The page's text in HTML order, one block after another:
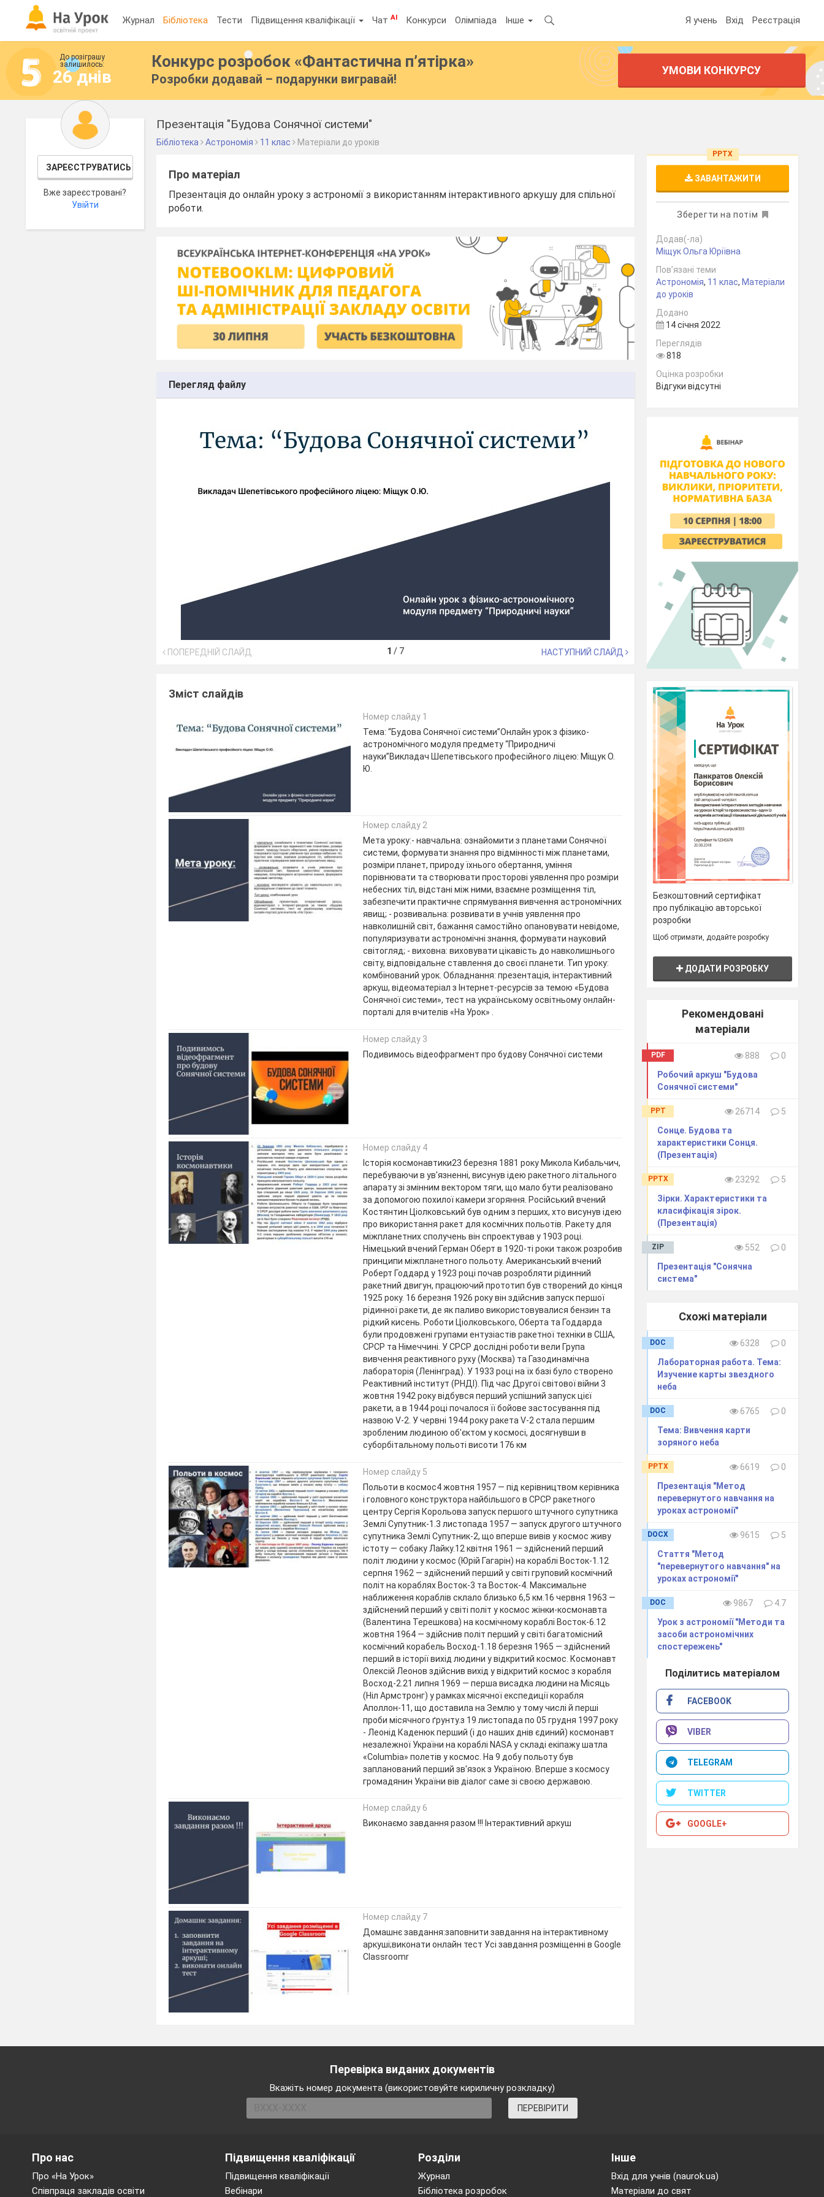
Журнал Бібліотека Тести Підвищення кваліфікації ЧатAI Конкурси Олімпіада Інше Я учень Вхід Реєстрація
До розіграшу
залишилось:
26 днів
Конкурс розробок «Фантастична п’ятірка»
Розробки додавай – подарунки вигравай!
УМОВИ КОНКУРСУ
ЗАРЕЄСТРУВАТИСЬ
Вже зареєстровані?
Увійти
Презентація "Будова Сонячної системи"
Бібліотека Астрономія 11 клас Матеріали до уроків
Про матеріал
Презентація до онлайн уроку з астрономії з використанням інтерактивного аркушу для спільної
роботи.
Перегляд файлу
ПОПЕРЕДНІЙ СЛАЙД 1 / 7 НАСТУПНИЙ СЛАЙД
Зміст слайдів
Номер слайду 1
Тема: “Будова Сонячної системи”Онлайн урок з фізико-
астрономічного модуля предмету “Природничі
науки”Викладач Шепетівського професійного ліцею: Міщук О.
Ю.
Номер слайду 2
Мета уроку:- навчальна: ознайомити з планетами Сонячної
системи, формувати знання про відмінності між планетами,
розміри планет, природу їхнього обертання, уміння
порівнювати та створювати просторові уявлення про розміри
небесних тіл, відстані між ними, взаємне розміщення тіл,
забезпечити практичне спрямування вивчення астрономічних
явищ; - розвивальна: розвивати в учнів уявлення про
навколишній світ, бажання самостійно опановувати невідоме,
популяризувати астрономічні знання, формувати науковий
світогляд; - виховна: виховувати цікавість до навколишнього
світу, відповідальне ставлення до своєї планети. Тип уроку:
комбінований урок. Обладнання: презентація, інтерактивний
аркуш, відеоматеріал з Інтернет-ресурсів за темою «Будова
Сонячної системи», тест на українському освітньому онлайн-
порталі для вчителів «На Урок» .
Номер слайду 3
Подивимось відеофрагмент про будову Сонячної системи
Номер слайду 4
Історія космонавтики23 березня 1881 року Микола Кибальчич,
перебуваючи в ув'язненні, висунув ідею ракетного літального
апарату зі змінним вектором тяги, що мало бути реалізовано
за допомогою похилої камери згоряння. Російський вчений
Костянтин Ціолковський був одним з перших, хто висунув ідею
про використання ракет для космічних польотів. Ракету для
міжпланетних сполучень він спроектував у 1903 році.
Німецький вчений Герман Оберт в 1920-ті роки також розробив
принципи міжпланетного польоту. Американський вчений
Роберт Годдард у 1923 році почав розробляти рідинний
ракетний двигун, працюючий прототип був створений до кінця
1925 року. 16 березня 1926 року він здійснив запуск першої
рідинної ракети, де як паливо використовувалися бензин та
рідкий кисень. Роботи Ціолковського, Оберта та Годдарда
були продовжені групами ентузіастів ракетної техніки в США,
СРСР та Німеччині. У СРСР дослідні роботи вели Група
вивчення реактивного руху (Москва) та Газодинамічна
лабораторія (Ленінград). У 1933 році на їх базі було створено
Реактивний інститут (РНДІ). Під час Другої світової війни 3
жовтня 1942 року відбувся перший успішний запуск цієї
ракети, а в 1944 році почалося її бойове застосування під
назвою V-2. У червні 1944 року ракета V-2 стала першим
зробленим людиною об'єктом у космосі, досягнувши в
суборбітальному польоті висоти 176 км
Номер слайду 5
Польоти в космос4 жовтня 1957 — під керівництвом керівника
і головного конструктора найбільшого в СРСР ракетного
центру Сергія Корольова запуск першого штучного супутника
Землі Супутник-1.3 листопада 1957 — запуск другого штучного
супутника Землі Супутник-2, що вперше вивів у космос живу
істоту — собаку Лайку.12 квітня 1961 — здійснений перший
політ людини у космос (Юрій Гагарін) на кораблі Восток-1.12
серпня 1962 — здійснений перший у світі груповий космічний
політ на кораблях Восток-3 та Восток-4. Максимальне
наближення кораблів склало близько 6,5 км.16 червня 1963 —
здійснений перший у світі політ у космос жінки-космонавта
(Валентина Терешкова) на космічному кораблі Восток-6.12
жовтня 1964 — здійснив політ перший у світі багатомісний
космічний корабель Восход-1.18 березня 1965 — здійснений
перший в історії вихід людини у відкритий космос. Космонавт
Олексій Леонов здійснив вихід у відкритий космос з корабля
Восход-2.21 липня 1969 — перша висадка людини на Місяць
(Ніл Армстронг) у рамках місячної експедиції корабля
Аполлон-11, що доставила на Землю у тому числі й перші
проби місячного ґрунту.з 19 листопада по 05 грудня 1997 року
- Леонід Каденюк перший (і до наших днів єдиний) космонавт
незалежної України на кораблі NASA у складі екіпажу шатла
«Columbia» полетів у космос. На 9 добу польоту був
запланований перший зв'язок з Україною. Вперше з космосу
громадянин України вів діалог саме зі своєю державою.
Номер слайду 6
Виконаємо завдання разом !!! Інтерактивний аркуш
Номер слайду 7
Домашнє завдання:заповнити завдання на інтерактивному
аркуші;виконати онлайн тест Усі завдання розміщенні в Google
Classroomr
PPTX
ЗАВАНТАЖИТИ
Зберегти на потім
Додав(-ла)
Міщук Ольга Юріївна
Пов’язані теми
Астрономія, 11 клас, Матеріали
до уроків
Додано
14 січня 2022
Переглядів
818
Оцінка розробки
Відгуки відсутні
Безкоштовний сертифікат
про публікацію авторської
розробки
Щоб отримати, додайте розробку
ДОДАТИ РОЗРОБКУ
Рекомендовані
матеріали
PDF 888
0
Робочий аркуш "Будова
Сонячної системи"
PPT 26714
5
Сонце. Будова та
характеристики Сонця.
(Презентація)
PPTX 23292
5
Зірки. Характеристики та
класифікація зірок.
(Презентація)
ZIP 552
0
Презентація "Сонячна
система"
Схожі матеріали
DOC 6328
0
Лабораторная работа. Тема:
Изучение карты звездного
неба
DOC 6765
0
Тема: Вивчення карти
зоряного неба
PPTX 6619
0
Презентація "Метод
перевернутого навчання на
уроках астрономії"
DOCX 9615
5
Стаття "Метод
"перевернутого навчання" на
уроках астрономії"
DOC 9867
4.7
Урок з астрономії "Методи та
засоби астрономічних
спостережень"
Поділитись матеріалом
FACEBOOK
VIBER
TELEGRAM
TWITTER
GOOGLE+
Перевірка виданих документів
Вкажіть номер документа (використовуйте кириличну розкладку)
ПЕРЕВІРИТИ
Підвищення кваліфікації
Підвищення кваліфікації
Вебінари
Розділи
Журнал
Бібліотека розробок
Про нас
Про «На Урок»
Співпраця закладів освіти
Інше
Вхід для учнів (naurok.ua)
Матеріали до свят